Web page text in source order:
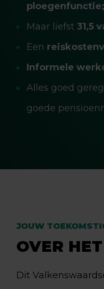
ploegenfunctie;
Maar liefst 31,5
Een
Informele
Alles goed
goede
JOUW
OVER
Dit